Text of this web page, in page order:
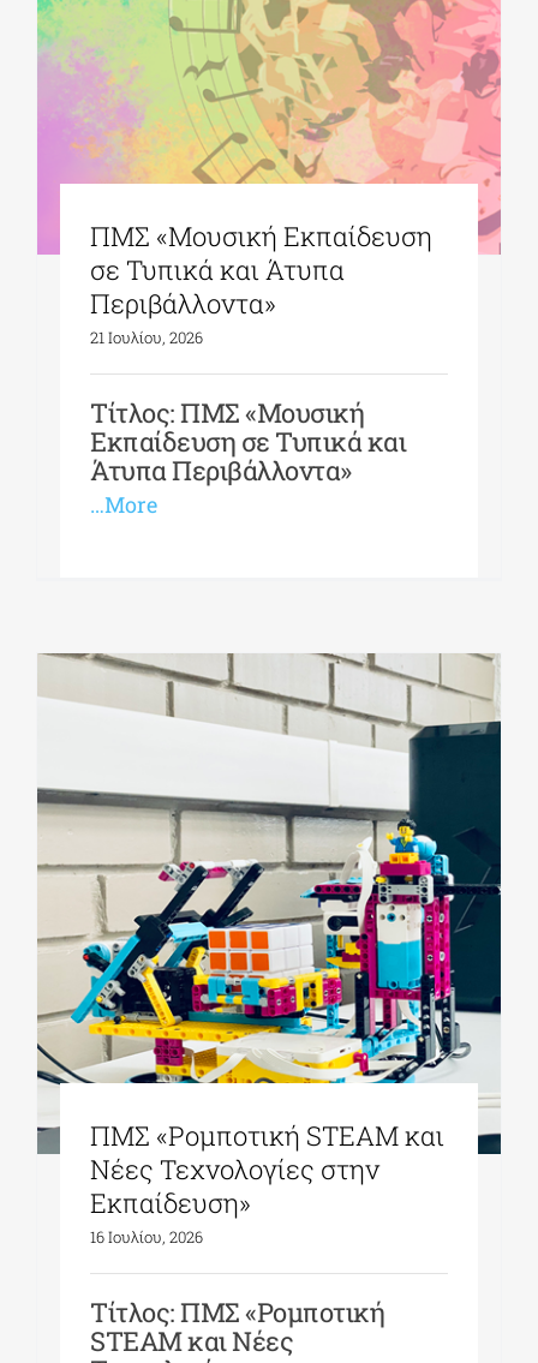
ΔΙΔΑΚΤΟΡΙΚΑ
ΕΚΠΑΙΔΕΥΤΙΚΑ ΙΔΡΥΜΑΤΑ
ΠΟΛΙΤΙΣΤΙΚΟΙ ΦΟΡΕΙΣ
ΧΩΡΟΙ ΤΕΧΝΗΣ
ΕΚΔΗΛΩΣΕΙΣ
ΠΜΣ «Μουσική Εκπαίδευση
σε Τυπικά και Άτυπα
Περιβάλλοντα»
21 Ιουλίου, 2026
Τίτλος: ΠΜΣ «Μουσική
Εκπαίδευση σε Τυπικά και
Άτυπα Περιβάλλοντα»
…More
ΠΜΣ «Ρομποτική STEAM και
Νέες Τεχνολογίες στην
Εκπαίδευση»
16 Ιουλίου, 2026
Τίτλος: ΠΜΣ «Ρομποτική
STEAM και Νέες